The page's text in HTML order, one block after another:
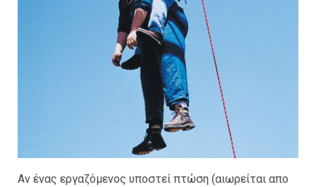
Αν ένας εργαζόμενος υποστεί πτώση (αιωρείται απο